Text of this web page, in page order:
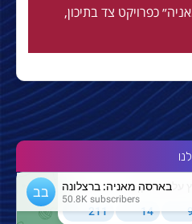
כפרויקט צד בתיכון,